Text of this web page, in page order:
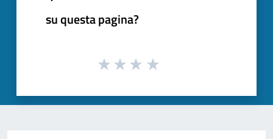
su questa pagina?